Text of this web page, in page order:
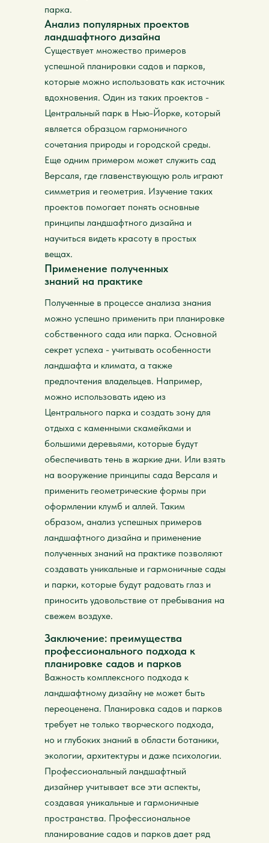
парка.
Анализ популярных проектов
ландшафтного дизайна
Существует множество примеров
успешной планировки садов и парков,
которые можно использовать как источник
вдохновения. Один из таких проектов -
Центральный парк в Нью-Йорке, который
является образцом гармоничного
сочетания природы и городской среды.
Еще одним примером может служить сад
Версаля, где главенствующую роль играют
симметрия и геометрия. Изучение таких
проектов помогает понять основные
принципы ландшафтного дизайна и
научиться видеть красоту в простых
вещах.
Применение полученных
знаний на практике
Полученные в процессе анализа знания
можно успешно применить при планировке
собственного сада или парка. Основной
секрет успеха - учитывать особенности
ландшафта и климата, а также
предпочтения владельцев. Например,
можно использовать идею из
Центрального парка и создать зону для
отдыха с каменными скамейками и
большими деревьями, которые будут
обеспечивать тень в жаркие дни. Или взять
на вооружение принципы сада Версаля и
применить геометрические формы при
оформлении клумб и аллей. Таким
образом, анализ успешных примеров
ландшафтного дизайна и применение
полученных знаний на практике позволяют
создавать уникальные и гармоничные сады
и парки, которые будут радовать глаз и
приносить удовольствие от пребывания на
свежем воздухе.
Заключение: преимущества
профессионального подхода к
планировке садов и парков
Важность комплексного подхода к
ландшафтному дизайну не может быть
переоценена. Планировка садов и парков
требует не только творческого подхода,
но и глубоких знаний в области ботаники,
экологии, архитектуры и даже психологии.
Профессиональный ландшафтный
дизайнер учитывает все эти аспекты,
создавая уникальные и гармоничные
пространства. Профессиональное
планирование садов и парков дает ряд